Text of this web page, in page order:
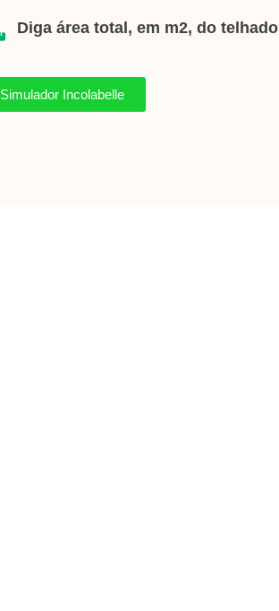
Diga área total, em m2, do telhado
Simulador Incolabelle